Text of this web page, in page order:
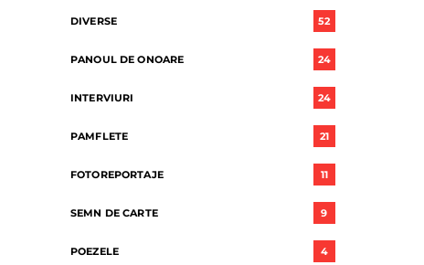
DIVERSE 52
PANOUL DE ONOARE 24
INTERVIURI 24
PAMFLETE 21
FOTOREPORTAJE 11
SEMN DE CARTE 9
POEZELE 4